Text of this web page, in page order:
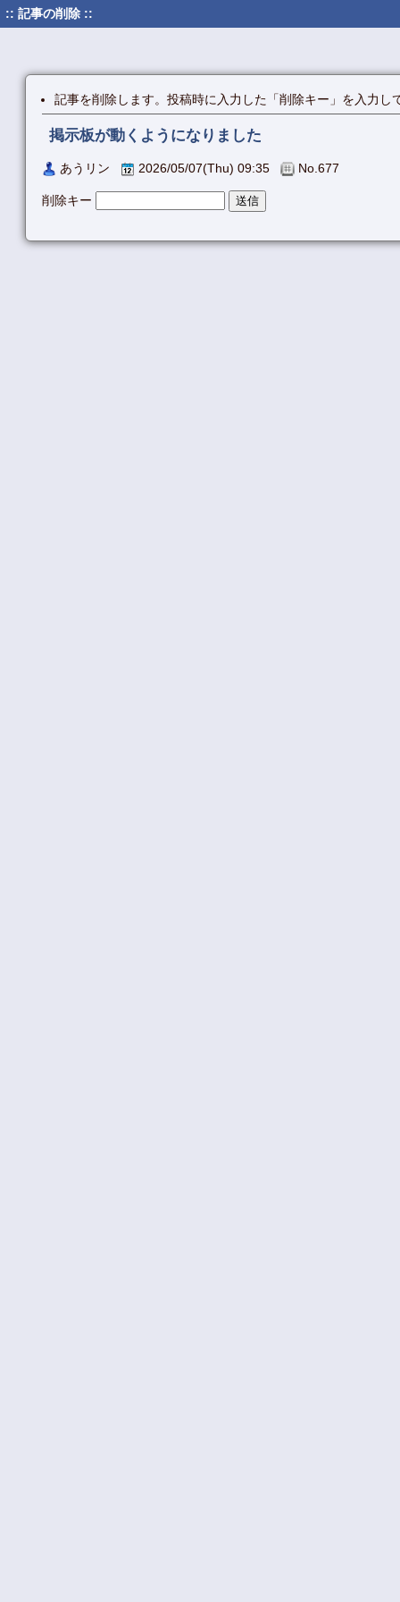
:: 記事の削除 ::
記事を削除します。投稿時に入力した「削除キー」を入力し
掲示板が動くようになりました
あうリン 2026/05/07(Thu) 09:35 No.677
削除キー